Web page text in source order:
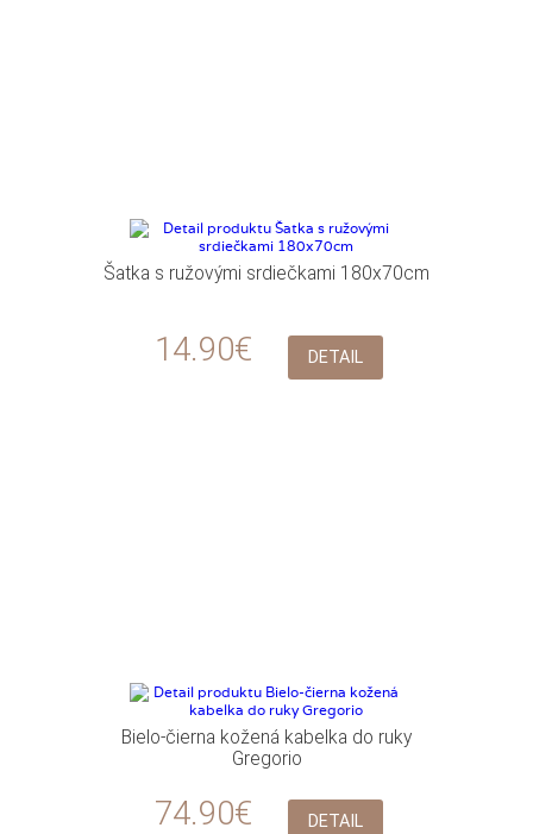
Šatka s ružovými srdiečkami 180x70cm
14.90€ DETAIL
Bielo-čierna kožená kabelka do ruky
Gregorio
74.90€ DETAIL